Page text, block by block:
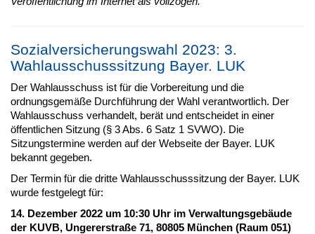
Sozialversicherungswahl 2023: 3.
Wahlausschusssitzung Bayer. LUK
Der Wahlausschuss ist für die Vorbereitung und die
ordnungsgemäße Durchführung der Wahl verantwortlich. Der
Wahlausschuss verhandelt, berät und entscheidet in einer
öffentlichen Sitzung (§ 3 Abs. 6 Satz 1 SVWO). Die
Sitzungstermine werden auf der Webseite der Bayer. LUK
bekannt gegeben.
Der Termin für die dritte Wahlausschusssitzung der Bayer. LUK
wurde festgelegt für:
14. Dezember 2022 um 10:30 Uhr im Verwaltungsgebäude
der KUVB, Ungererstraße 71, 80805 München (Raum 051)